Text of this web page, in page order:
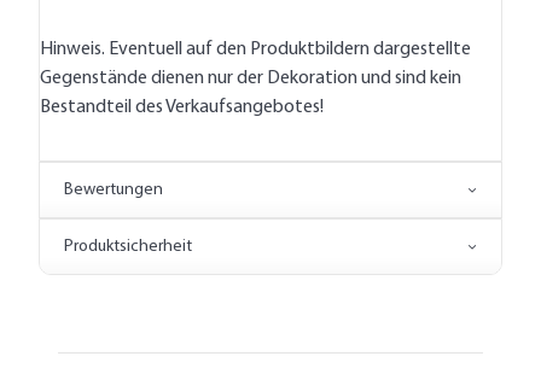
Hinweis. Eventuell auf den Produktbildern dargestellte
Gegenstände dienen nur der Dekoration und sind kein
Bestandteil des Verkaufsangebotes!
Bewertungen
Produktsicherheit